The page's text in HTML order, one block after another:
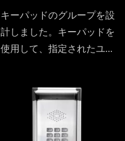
ト）
キーパッドのグループを設
計しました。キーパッドを
使用して、指定されたユー
す。これは4Gネットワー
クの使用方法です。また、
ドアの入口を制御すること